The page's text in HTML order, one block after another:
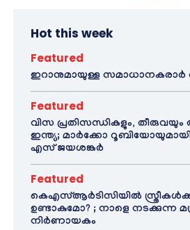
Hot this week
Featured
ഇറാനുമായുള്ള സമാധാനകരാർ
Featured
വിസ പ്രതിസന്ധികളും, തീരുവയും
ഇന്ത്യ; മാർക്കോ
എസ് ജയശങ്കർ
Featured
കെഎസ്ആർടിസിയിൽ
ഉണ്ടാകുമോ? ; നാളെ നടക്കുന്ന
നിർണായകം